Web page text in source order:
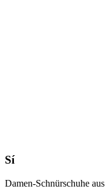
Sí
Damen-Schnürschuhe